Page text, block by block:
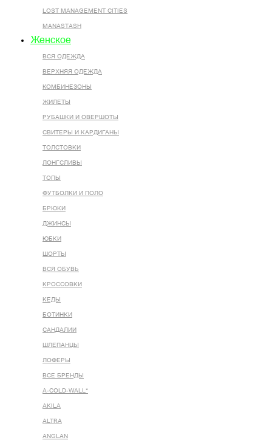
LOST MANAGEMENT CITIES
MANASTASH
Женское
ВСЯ ОДЕЖДА
ВЕРХНЯЯ ОДЕЖДА
КОМБИНЕЗОНЫ
ЖИЛЕТЫ
РУБАШКИ И ОВЕРШОТЫ
СВИТЕРЫ И КАРДИГАНЫ
ТОЛСТОВКИ
ЛОНГСЛИВЫ
ТОПЫ
ФУТБОЛКИ И ПОЛО
БРЮКИ
ДЖИНСЫ
ЮБКИ
ШОРТЫ
ВСЯ ОБУВЬ
КРОССОВКИ
КЕДЫ
БОТИНКИ
САНДАЛИИ
ШЛЕПАНЦЫ
ЛОФЕРЫ
ВСЕ БРЕНДЫ
A-COLD-WALL*
AKILA
ALTRA
ANGLAN